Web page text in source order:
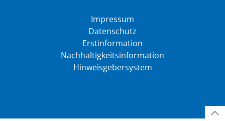
Impressum
Datenschutz
Erstinformation
Nachhaltigkeitsinformation
Hinweisgebersystem